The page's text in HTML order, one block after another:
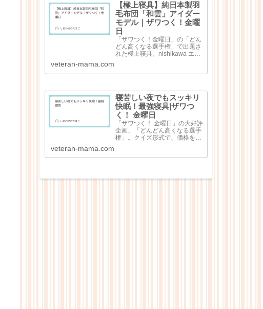
【極上寝具】純日本製羽
毛布団「和雲」アイダー
モデル｜ザワつく！金曜
日
「ザワつく！金曜日」の「どん
どん高くなる選手権」で出題さ
れた極上寝具。nishikawa エア
パジャマ（8万8000円）シルキ
万6500円）純日本...
veteran-mama.com
寝苦しい夜でもスッキリ
快眠！最強寝具|ザワつ
く！ 金曜日
「ザワつく！ 金曜日」の大好評
企画、「どんどん高くなる選手
権」。クイズ形式で、価格を当
が出てくる点が特徴なのです
として寝具4点が紹介...
veteran-mama.com